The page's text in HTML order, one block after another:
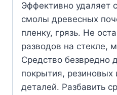
Эффективно удаляет
смолы древесных
пленку, грязь. Не
разводов на стекле,
Средство безвредно
покрытия, резиновых
деталей. Разбавить